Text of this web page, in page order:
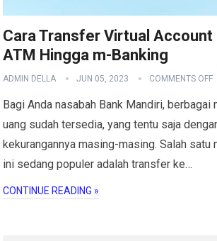
Cara Transfer Virtual Account
ATM Hingga m-Banking
ADMIN DELLA JUN 05, 2023 COMMENTS OFF
Bagi Anda nasabah Bank Mandiri,
uang sudah tersedia, yang tentu saja
kekurangannya masing-masing. Salah satu
ini sedang populer adalah transfer ke…
CONTINUE READING »